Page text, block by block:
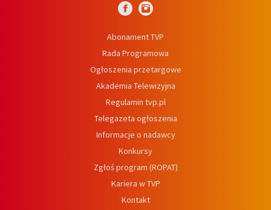
Abonament TVP
Rada Programowa
Ogłoszenia przetargowe
Akademia Telewizyjna
Regulamin tvp.pl
Telegazeta ogłoszenia
Informacje o nadawcy
Konkursy
Zgłoś program (ROPAT)
Kariera w TVP
Kontakt